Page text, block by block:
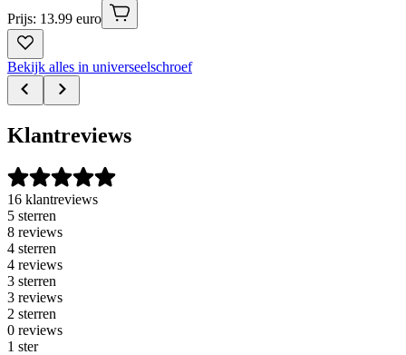
Prijs: 13.99 euro
Bekijk alles in universeelschroef
Klantreviews
16 klantreviews
5 sterren
8 reviews
4 sterren
4 reviews
3 sterren
3 reviews
2 sterren
0 reviews
1 ster